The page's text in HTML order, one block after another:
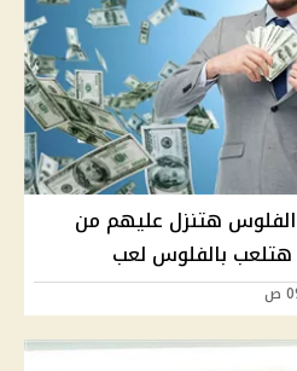
فى أول أسبوع من ٢٠٢٥ الفلوس هتنزل عليهم من